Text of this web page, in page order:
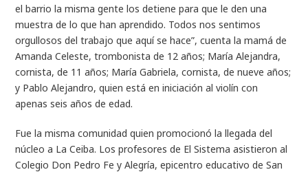
el barrio la misma gente los detiene para que le den una
muestra de lo que han aprendido. Todos nos sentimos
orgullosos del trabajo que aquí se hace”, cuenta la mamá de
Amanda Celeste, trombonista de 12 años; María Alejandra,
cornista, de 11 años; María Gabriela, cornista, de nueve años;
y Pablo Alejandro, quien está en iniciación al violín con
apenas seis años de edad.
Fue la misma comunidad quien promocionó la llegada del
núcleo a La Ceiba. Los profesores de El Sistema asistieron al
Colegio Don Pedro Fe y Alegría, epicentro educativo de San